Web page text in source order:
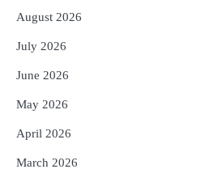
5
August 2026
July 2026
June 2026
May 2026
April 2026
March 2026